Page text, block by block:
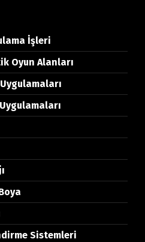
İşleri
Oyun Alanları
Sistemleri